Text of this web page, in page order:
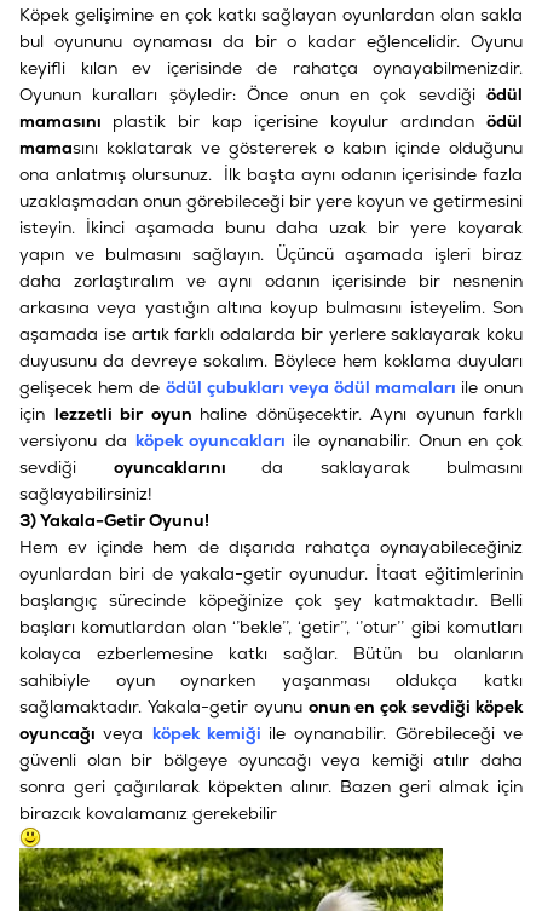
Köpek gelişimine en çok katkı sağlayan oyunlardan olan sakla
bul oyununu oynaması da bir o kadar eğlencelidir. Oyunu
keyifli kılan ev içerisinde de rahatça oynayabilmenizdir.
Oyunun kuralları şöyledir: Önce onun en çok sevdiği ödül
mamasını plastik bir kap içerisine koyulur ardından ödül
mamasını koklatarak ve göstererek o kabın içinde olduğunu
ona anlatmış olursunuz. İlk başta aynı odanın içerisinde fazla
uzaklaşmadan onun görebileceği bir yere koyun ve getirmesini
isteyin. İkinci aşamada bunu daha uzak bir yere koyarak
yapın ve bulmasını sağlayın. Üçüncü aşamada işleri biraz
daha zorlaştıralım ve aynı odanın içerisinde bir nesnenin
arkasına veya yastığın altına koyup bulmasını isteyelim. Son
aşamada ise artık farklı odalarda bir yerlere saklayarak koku
duyusunu da devreye sokalım. Böylece hem koklama duyuları
gelişecek hem de ödül çubukları veya ödül mamaları ile onun
için lezzetli bir oyun haline dönüşecektir. Aynı oyunun farklı
versiyonu da köpek oyuncakları ile oynanabilir. Onun en çok
sevdiği oyuncaklarını da saklayarak bulmasını
sağlayabilirsiniz!
3) Yakala-Getir Oyunu!
Hem ev içinde hem de dışarıda rahatça oynayabileceğiniz
oyunlardan biri de yakala-getir oyunudur. İtaat eğitimlerinin
başlangıç sürecinde köpeğinize çok şey katmaktadır. Belli
başları komutlardan olan ‘’bekle’’, ‘getir’’, ‘’otur’’ gibi komutları
kolayca ezberlemesine katkı sağlar. Bütün bu olanların
sahibiyle oyun oynarken yaşanması oldukça katkı
sağlamaktadır. Yakala-getir oyunu onun en çok sevdiği köpek
oyuncağıveya köpek kemiği ile oynanabilir. Görebileceği ve
güvenli olan bir bölgeye oyuncağı veya kemiği atılır daha
sonra geri çağırılarak köpekten alınır. Bazen geri almak için
birazcık kovalamanız gerekebilir